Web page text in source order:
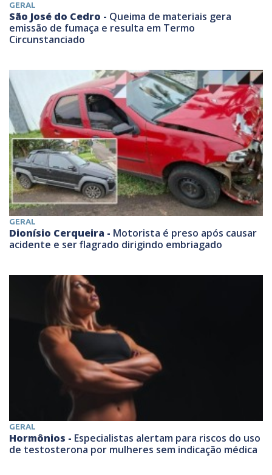
GERAL
São José do Cedro - Queima de materiais gera
emissão de fumaça e resulta em Termo
Circunstanciado
GERAL
Dionísio Cerqueira - Motorista é preso após causar
acidente e ser flagrado dirigindo embriagado
GERAL
Hormônios - Especialistas alertam para riscos do uso
de testosterona por mulheres sem indicação médica